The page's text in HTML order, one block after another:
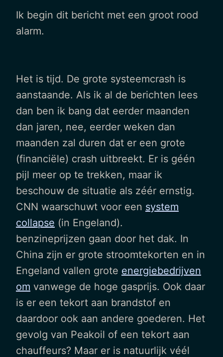
Ik begin dit bericht met een groot rood
alarm.
Het is tijd. De grote systeemcrash is
aanstaande. Als ik al de berichten lees
dan ben ik bang dat eerder maanden
dan jaren, nee, eerder weken dan
maanden zal duren dat er een grote
(financiële) crash uitbreekt. Er is géén
pijl meer op te trekken, maar ik
beschouw de situatie als zéér ernstig.
CNN waarschuwt voor een system
collapse (in Engeland).
benzineprijzen gaan door het dak. In
China zijn er grote stroomtekorten en in
Engeland vallen grote energiebedrijven
om vanwege de hoge gasprijs. Ook daar
is er een tekort aan brandstof en
daardoor ook aan andere goederen. Het
gevolg van Peakoil of een tekort aan
chauffeurs? Maar er is natuurlijk véél